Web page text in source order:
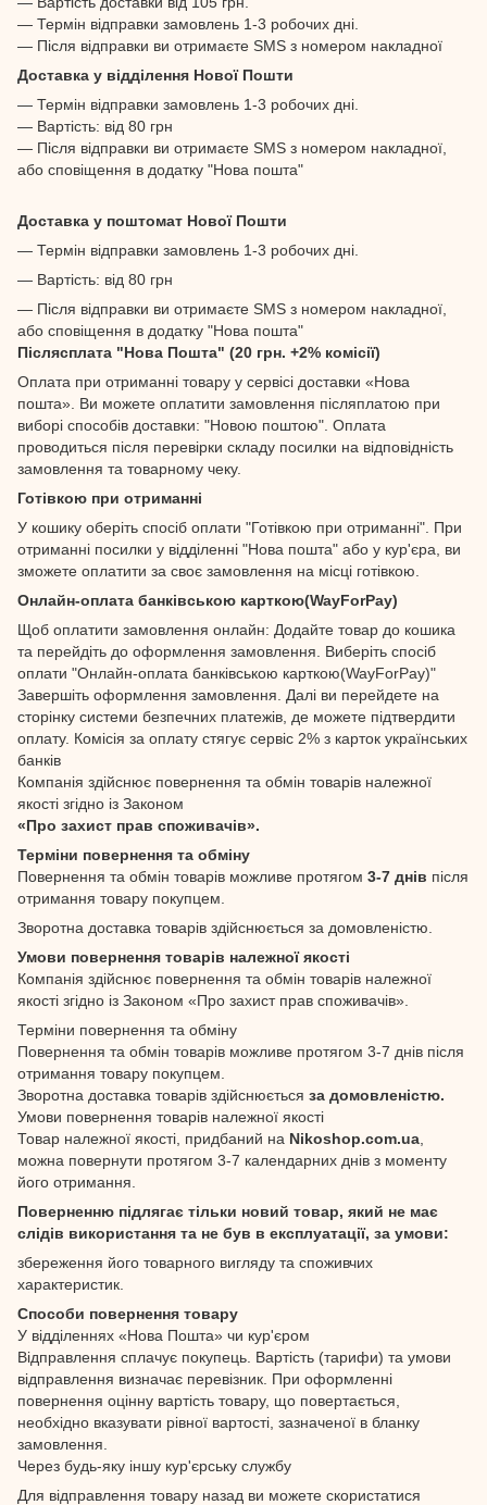
— Термін відправки замовлень 1-3 робочих дні.
— Після відправки ви отримаєте SMS з номером накладної
Доставка у відділення Нової Пошти
— Термін відправки замовлень 1-3 робочих дні.
— Вартість: від 80 грн
— Після відправки ви отримаєте SMS з номером накладної,
або сповіщення в додатку "Нова пошта"
Доставка у поштомат Нової Пошти
— Термін відправки замовлень 1-3 робочих дні.
— Вартість: від 80 грн
— Після відправки ви отримаєте SMS з номером накладної,
або сповіщення в додатку "Нова пошта"
Післясплата "Нова Пошта" (20 грн. +2% комісії)
Оплата при отриманні товару у сервісі доставки «Нова
пошта». Ви можете оплатити замовлення післяплатою при
виборі способів доставки: "Новою поштою". Оплата
проводиться після перевірки складу посилки на відповідність
замовлення та товарному чеку.
Готівкою при отриманні
У кошику оберіть спосіб оплати "Готівкою при отриманні". При
отриманні посилки у відділенні "Нова пошта" або у кур'єра, ви
зможете оплатити за своє замовлення на місці готівкою.
Онлайн-оплата банківською карткою(WayForPay)
Щоб оплатити замовлення онлайн: Додайте товар до кошика
та перейдіть до оформлення замовлення. Виберіть спосіб
оплати "Онлайн-оплата банківською карткою(WayForPay)"
Завершіть оформлення замовлення. Далі ви перейдете на
сторінку системи безпечних платежів, де можете підтвердити
оплату. Комісія за оплату стягує сервіс 2% з карток українських
банків
Компанія здійснює повернення та обмін товарів належної
якості згідно із Законом
«Про захист прав споживачів».
Терміни повернення та обміну
Повернення та обмін товарів можливе протягом 3-7 днів після
отримання товару покупцем.
Зворотна доставка товарів здійснюється за домовленістю.
Умови повернення товарів належної якості
Компанія здійснює повернення та обмін товарів належної
якості згідно із Законом «Про захист прав споживачів».
Терміни повернення та обміну
Повернення та обмін товарів можливе протягом 3-7 днів після
отримання товару покупцем.
Зворотна доставка товарів здійснюється за домовленістю.
Умови повернення товарів належної якості
Товар належної якості, придбаний на Nikoshop.com.ua
можна повернути протягом 3-7 календарних днів з моменту
його отримання.
Поверненню підлягає тільки новий товар, який не має
слідів використання та не був в експлуатації, за умови:
збереження його товарного вигляду та споживчих
характеристик.
Способи повернення товару
У відділеннях «Нова Пошта» чи кур'єром
Відправлення сплачує покупець. Вартість (тарифи) та умови
відправлення визначає перевізник. При оформленні
повернення оцінну вартість товару, що повертається,
необхідно вказувати рівної вартості, зазначеної в бланку
замовлення.
Через будь-яку іншу кур'єрську службу
Для відправлення товару назад ви можете скористатися